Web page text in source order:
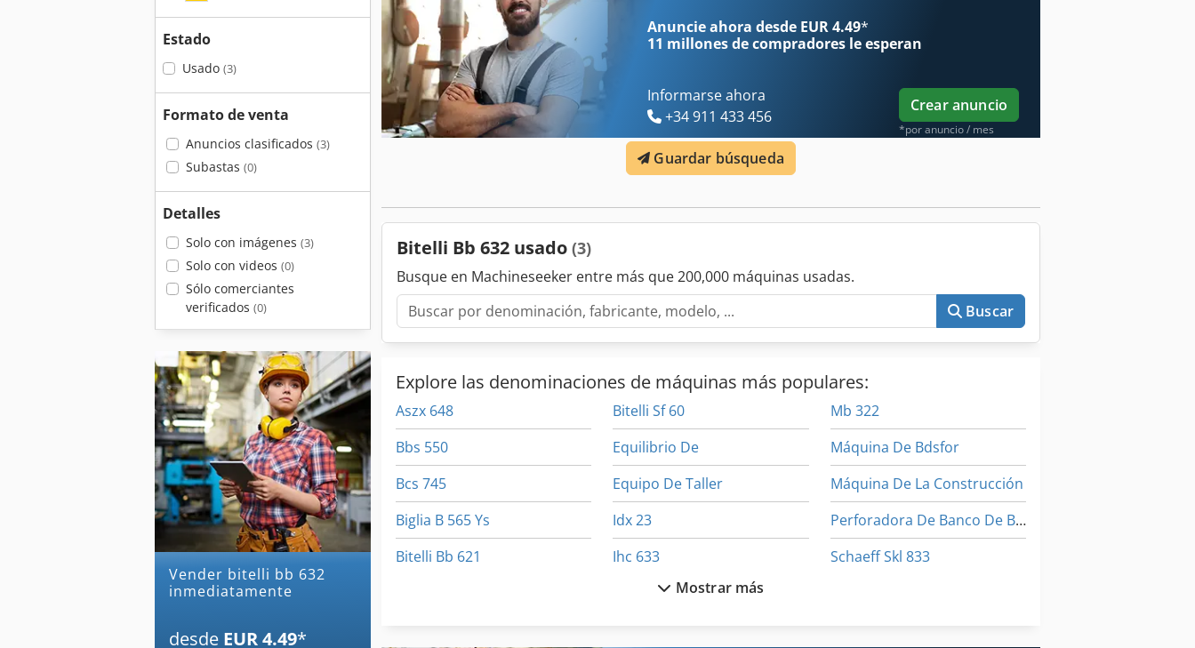
Estado
Usado (3)
Formato de venta
Anuncios clasificados (3)
Subastas (0)
Detalles
Solo con imágenes (3)
Solo con videos (0)
Sólo comerciantes
verificados (0)
Vender bitelli bb 632
inmediatamente
desde EUR 4.49*
Anuncie ahora desde EUR 4.49*
11 millones de compradores le esperan
Informarse ahora
+34 911 433 456
Crear anuncio
*por anuncio / mes
Guardar búsqueda
Bitelli Bb 632 usado (3)
Busque en Machineseeker entre más que 200,000 máquinas usadas.
Buscar
Explore las denominaciones de máquinas más populares:
Aszx 648
Bbs 550
Bcs 745
Biglia B 565 Ys
Bitelli Bb 621
Bitelli Sf 60
Equilibrio De
Equipo De Taller
Idx 23
Ihc 633
International 433
Mb 322
Máquina De Bdsfor
Máquina De La Construcción
Perforadora De Banco De Beckum Brian
Schaeff Skl 833
Mostrar más